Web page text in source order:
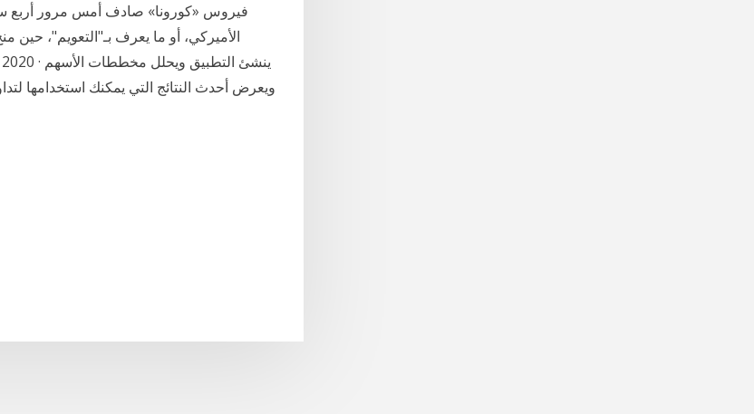
فيروس «كورونا» صادف أمس مرور أربع
الأميركي، أو ما يعرف بـ"التعويم"، حين
ويعرض أحدث النتائج التي يمكنك استخدامها